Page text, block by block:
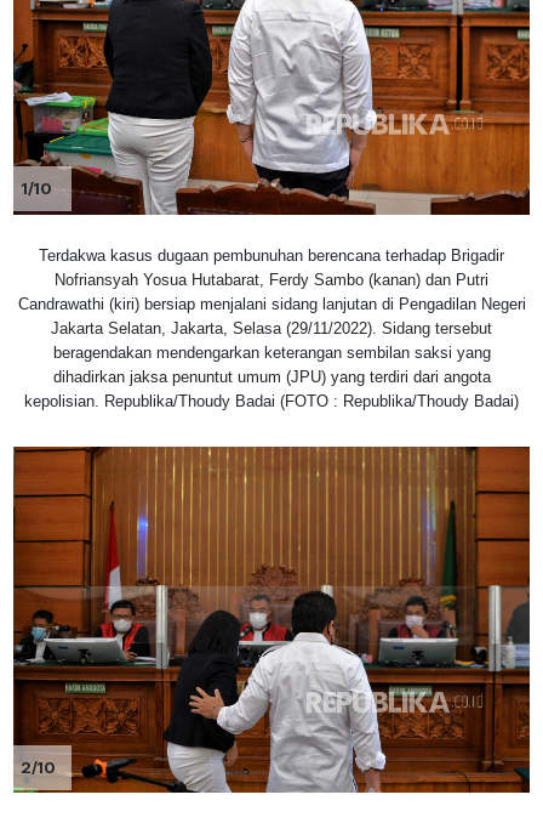
1/10
Terdakwa kasus dugaan pembunuhan berencana terhadap Brigadir
Nofriansyah Yosua Hutabarat, Ferdy Sambo (kanan) dan Putri
Candrawathi (kiri) bersiap menjalani sidang lanjutan di Pengadilan Negeri
Jakarta Selatan, Jakarta, Selasa (29/11/2022). Sidang tersebut
beragendakan mendengarkan keterangan sembilan saksi yang
dihadirkan jaksa penuntut umum (JPU) yang terdiri dari angota
kepolisian. Republika/Thoudy Badai (FOTO : Republika/Thoudy Badai)
2/10